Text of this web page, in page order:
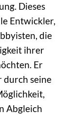
Dieses
Entwickler,
die
ihrer
Er
seine
Abgleich